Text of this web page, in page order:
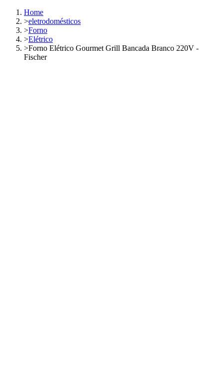
Home
>eletrodomésticos
>Forno
>Elétrico
>Forno Elétrico Gourmet Grill Bancada Branco 220V -
Fischer